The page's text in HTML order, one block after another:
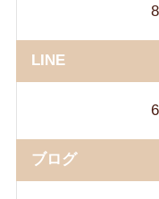
LINE
ブログ